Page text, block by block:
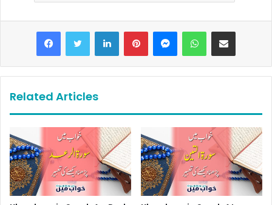
LinkedInPinterestMessengerWhatsAppShare via Email
Related Articles